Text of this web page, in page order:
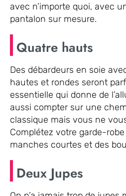
avec n’importe quoi, avec
pantalon sur mesure.
Quatre hauts
Des débardeurs en soie
hautes et rondes seront
essentielle qui donne de
aussi compter sur une
classique mais vous ne
Complétez votre garde-
manches courtes et des
Deux Jupes